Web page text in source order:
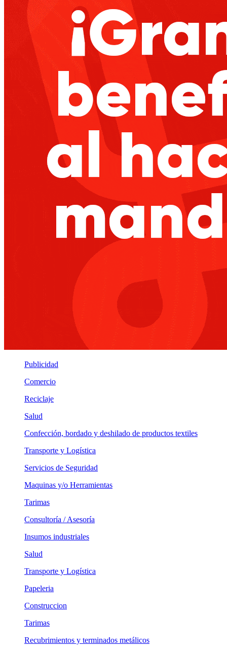
Publicidad
Comercio
Reciclaje
Salud
Confección, bordado y deshilado de productos textiles
Transporte y Logística
Servicios de Seguridad
Maquinas y/o Herramientas
Tarimas
Consultoría / Asesoría
Insumos industriales
Salud
Transporte y Logística
Papeleria
Construccion
Tarimas
Recubrimientos y terminados metálicos